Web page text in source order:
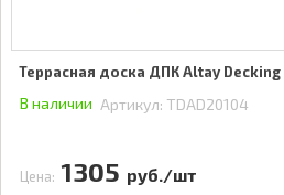
Террасная доска ДПК Altay
В наличии Артикул: TDAD20104
Цена: 1305 руб./шт